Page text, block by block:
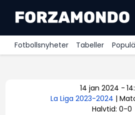
Fotbollsnyheter Tabeller
Premier League
14 jan 2024 -
La Liga 2023-2024 |
Halvtid: 0-0